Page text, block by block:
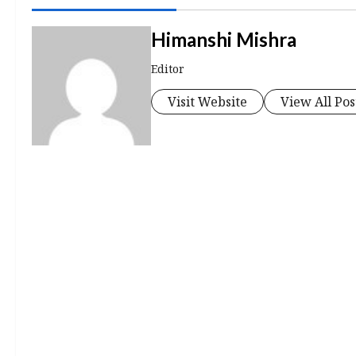
Himanshi Mishra
Editor
Visit Website View All